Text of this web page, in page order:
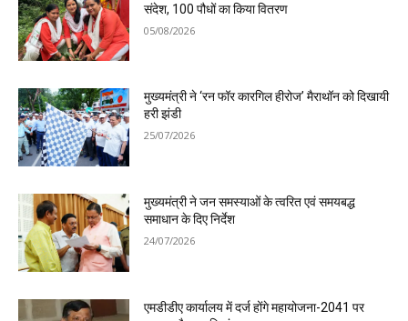
संदेश, 100 पौधों का किया वितरण
05/08/2026
मुख्यमंत्री ने ‘रन फॉर कारगिल हीरोज’ मैराथॉन को दिखायी
हरी झंडी
25/07/2026
मुख्यमंत्री ने जन समस्याओं के त्वरित एवं समयबद्ध
समाधान के दिए निर्देश
24/07/2026
एमडीडीए कार्यालय में दर्ज होंगे महायोजना-2041 पर